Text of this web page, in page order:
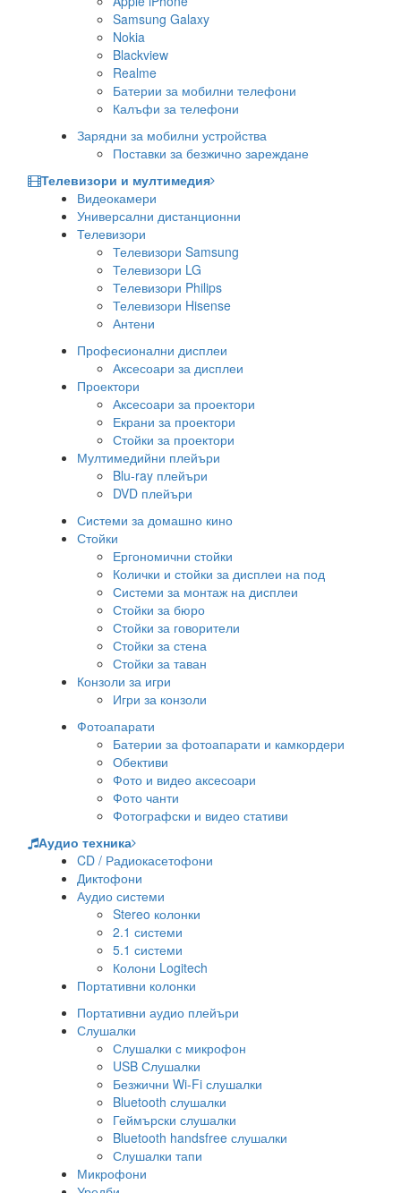
Samsung Galaxy
Nokia
Blackview
Realme
Батерии за мобилни телефони
Калъфи за телефони
Зарядни за мобилни устройства
Поставки за безжично зареждане
Телевизори и мултимедия
Видеокамери
Универсални дистанционни
Телевизори
Телевизори Samsung
Телевизори LG
Телевизори Philips
Телевизори Hisense
Антени
Професионални дисплеи
Аксесоари за дисплеи
Проектори
Аксесоари за проектори
Екрани за проектори
Стойки за проектори
Мултимедийни плейъри
Blu-ray плейъри
DVD плейъри
Системи за домашно кино
Стойки
Ергономични стойки
Колички и стойки за дисплеи на под
Системи за монтаж на дисплеи
Стойки за бюро
Стойки за говорители
Стойки за стена
Стойки за таван
Конзоли за игри
Игри за конзоли
Фотоапарати
Батерии за фотоапарати и камкордери
Обективи
Фото и видео аксесоари
Фото чанти
Фотографски и видео стативи
Аудио техника
CD / Радиокасетофони
Диктофони
Аудио системи
Stereo колонки
2.1 системи
5.1 системи
Колони Logitech
Портативни колонки
Портативни аудио плейъри
Слушалки
Слушалки с микрофон
USB Слушалки
Безжични Wi-Fi слушалки
Bluetooth слушалки
Геймърски слушалки
Bluetooth handsfree слушалки
Слушалки тапи
Микрофони